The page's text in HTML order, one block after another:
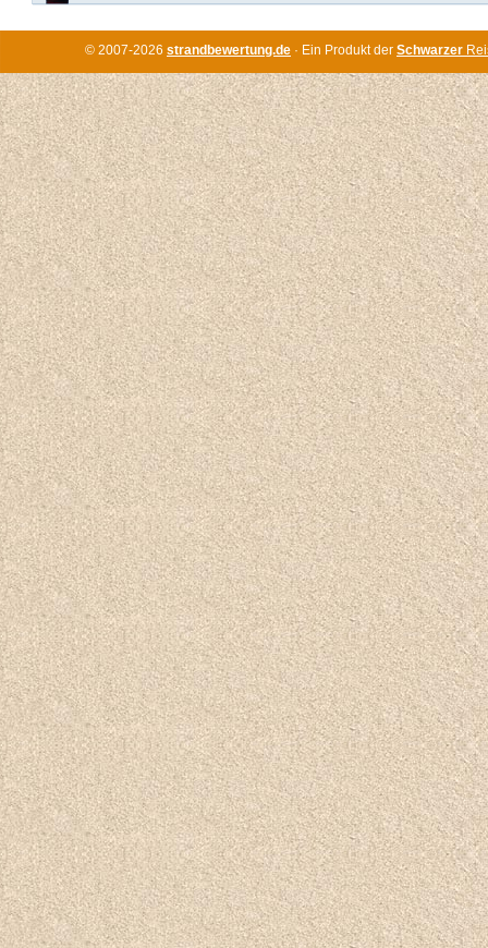
© 2007-2026 strandbewertung.de · Ein Produkt der Schwarzer